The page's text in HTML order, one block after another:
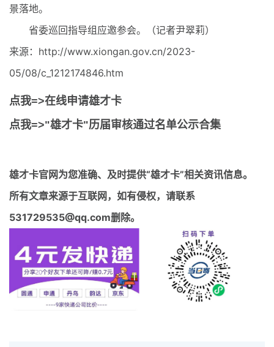
景落地。
省委巡回指导组应邀参会。（记者尹翠莉）
来源：http://www.xiongan.gov.cn/2023-
05/08/c_1212174846.htm
点我=>在线申请雄才卡
点我=>"雄才卡"历届审核通过名单公示合集
雄才卡官网为您准确、及时提供“雄才卡”相关资讯信息。
所有文章来源于互联网，如有侵权，请联系
531729535@qq.com删除。